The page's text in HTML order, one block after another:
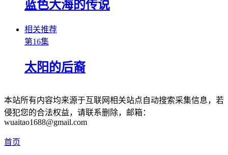
蓝色大海的传说
相关推荐
第16集
太阳的后裔
本站所有内容均来源于互联网相关站点自动搜索采集信息，若
侵犯您的合法权益，请联系删除，邮箱：
wuaitao1688@gmail.com
首页